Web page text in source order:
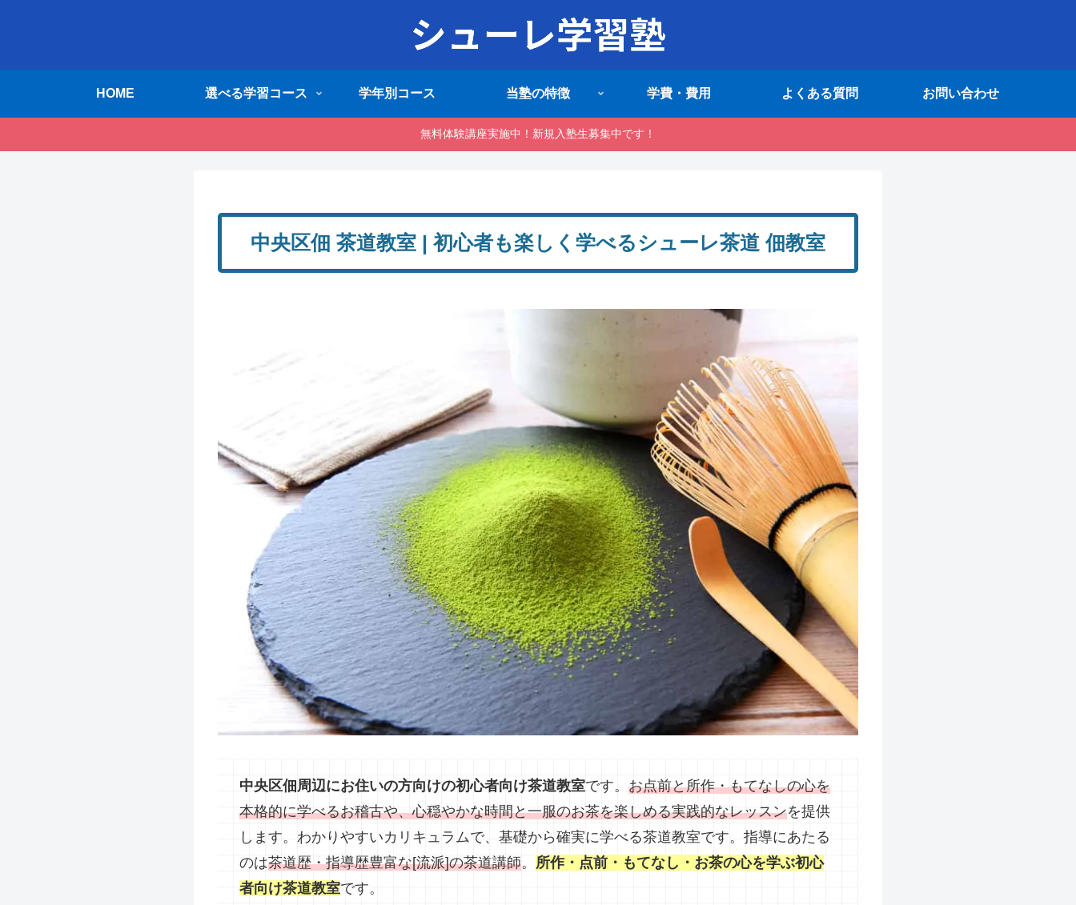
HOME 選べる学習コース 学年別コース 当塾の特徴 学費・費用 よくある質問 お問い合わせ
無料体験講座実施中！新規入塾生募集中です！
中央区佃 茶道教室 | 初心者も楽しく学べるシューレ茶道 佃教室
中央区佃周辺にお住いの方向けの初心者向け茶道教室です。 お点前と所作・もてなしの心を
本格的に学べるお稽古や、心穏やかな時間と一服のお茶を楽しめる実践的なレッスンを提供
します。わかりやすいカリキュラムで、基礎から確実に学べる茶道教室です。指導にあたる
のは茶道歴・指導歴豊富な[流派]の茶道講師。 所作・点前・もてなし・お茶の心を学ぶ初心
者向け茶道教室です。